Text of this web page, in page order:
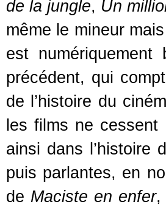
de la jungle, Un
même le mineur
est
précédent, qui
de l’histoire du
les films ne cessent
ainsi dans l’histoire
puis parlantes, en
de Maciste en enfer,